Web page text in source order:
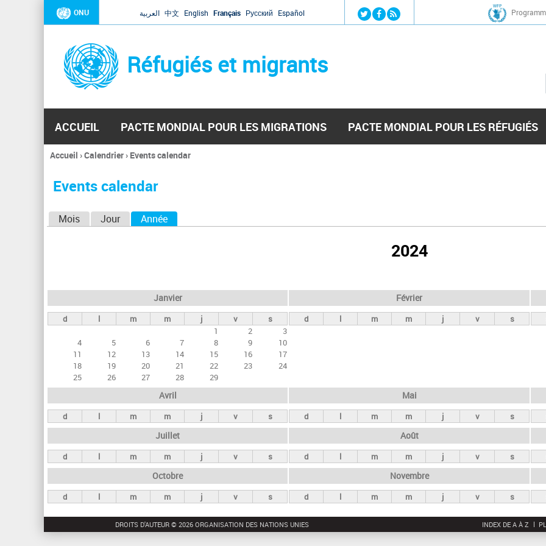
Jump to navigation
ONU العربية 中文 English Français Русский Español
Réfugiés et migrants
ACCUEIL PACTE MONDIAL POUR LES MIGRATIONS PACTE MONDIAL POUR LES RÉFUGIÉS
Vous
ici
Accueil ›Calendrier› Events calendar
Events calendar
e
t
s
n
c
i
p
a
x
Mois Jour Année
2024
Janvier
d l m m j v
s
1
2
3
4
5 6 7 8 9
10
11
12 13 14 15 16
17
18
19 20 21 22 23
24
25
26 27 28 29
Février
d l m m j v s
Avril
d l m m j v s
Mai
d l m m j v s
Juillet
d l m m j v s
Août
d l m m j v s
Octobre
d l m m j v s
Novembre
d l m m j v s
DROITS D'AUTEUR © 2026 ORGANISATION DES NATIONS UNIES INDEX DE A À Z